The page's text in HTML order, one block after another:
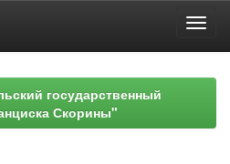
государственный
Скорины"